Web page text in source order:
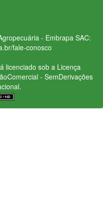
- Embrapa SAC:
fale-conosco
licenciado sob a Licença
- SemDerivações